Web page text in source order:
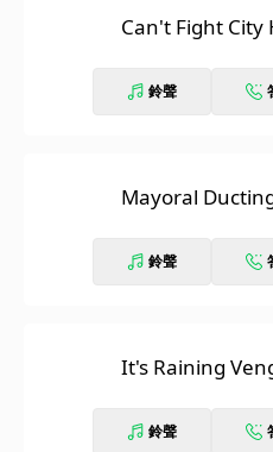
Can't Fight City
鈴聲
Mayoral
鈴聲
It's Raining
鈴聲